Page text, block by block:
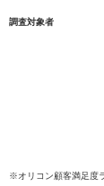
調査対象者
※オリコン顧客満足度